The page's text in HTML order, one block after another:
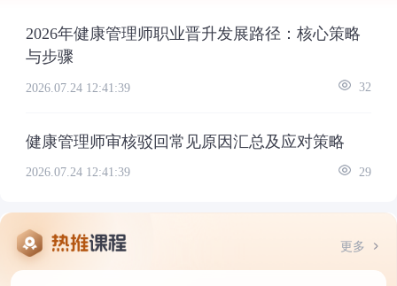
2026年健康管理师职业晋升发展路径：核心策略
与步骤
2026.07.24 12:41:39 32
健康管理师审核驳回常见原因汇总及应对策略
2026.07.24 12:41:39 29
更多